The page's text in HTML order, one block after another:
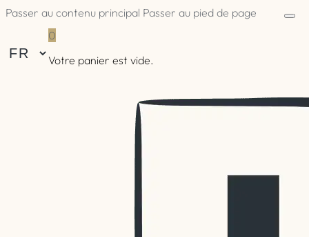
Passer au contenu principal Passer au pied de page
0
Votre panier est vide.